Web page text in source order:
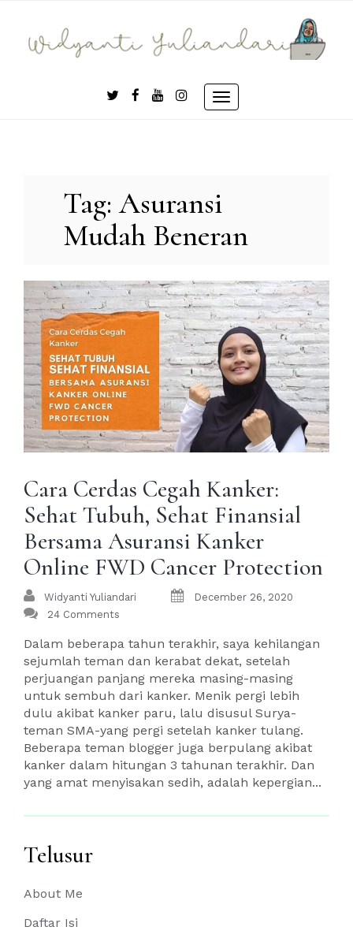
content
Toggle
Tag:Asuransi
Mudah Beneran
Cara Cerdas Cegah Kanker:
Sehat Tubuh, Sehat Finansial
Bersama Asuransi Kanker
Online FWD Cancer Protection
Widyanti Yuliandari
December 26, 2020
24 Comments
Dalam beberapa tahun terakhir, saya kehilangan
sejumlah teman dan kerabat dekat, setelah
perjuangan panjang mereka masing-masing
untuk sembuh dari kanker. Menik pergi lebih
dulu akibat kanker paru, lalu disusul Surya-
teman SMA-yang pergi setelah kanker tulang.
Beberapa teman blogger juga berpulang akibat
kanker dalam hitungan 3 tahunan terakhir. Dan
yang amat menyisakan sedih, adalah kepergian...
Telusur
About Me
Daftar Isi